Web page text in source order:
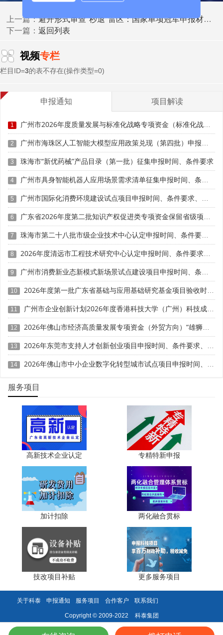
三、培育体系与政策支持差异
长三角：三级梯度培育，全周期精准赋能
长三角构建"国家级—省级—市级"三级联动培育体系。
浙江省建立超六百家单项冠军培育库，安排3.48亿元省级财
政专项资金，首批支持399家企业，开展"一对一"申报辅
精特新小巨人—单项冠军"金字塔培育结构，塔基超一万家
高新技术企业，塔身近二千家专精特新小巨人企业，塔尖
119家国家级单项冠军。江苏省对国家级单项冠军给予五百
万元一次性奖补，各地市按1:1配套;上海市给予三百万元奖
补。
珠三角：分层分类培育，市场化导向突出
广东省建立省级培育库，将企业划分为储备、潜力、冲
刺三类，实施差异化培育。深圳市实行"免申即享"机制，企
业无需提交复杂申报材料即可完成资金申领。奖补标准方
面，广东省对国家级单项冠军企业，珠三角地区奖补120万
元，粤东粤西粤北地区150万元;人工智能与机器人领域最高
可达300万元。深圳市对国家级示范企业和产品分别给予
300万元和200万元一次性奖励;对市级示范企业和产品分别
给予200万元和100万元奖励。南山区、福田区额外补贴200
万元，宝安区、龙华区配套180万元，四级奖补叠加后最高
可达800万元。
四、产业特征与创新模式差异
长三角：传统优势产业+高端装备双轮驱动
长三角单项冠军企业产业分布呈现"传统优势产业筑牢
根基、高端装备制造引领升级"的特征。一是传统优势产业
领域，纺织、服装、轻工、机械基础件、化工新材料等单项
冠军密集;二是高端装备制造领域，智能电网装备、工业机器
人、轨道交通装备、航空航天零部件等单项冠军集聚;三是新
材料领域，在石墨烯、高性能复合材料、特种金属材料等领
域单项冠军快速增长。创新模式以"产学研深度协同"为核
心，区域内拥有复旦大学、浙江大学、南京大学、中国科学
技术大学等顶尖高校，以及中科院上海分院等国家级科研机
构。企业研发投入强度普遍超百分之五，基础研究投入占比
达百分之十以上，主导或参与制定的国际、国家、行业标准
数量全国领先。
子、智能终端制造"三大核心赛道。一是电子信息与消费电
子领域，半导体、显示面板、消费电子零部件、智能终端等
上一篇：避开形式审查"秒退"雷区：国家单项冠军申报材料12类常见硬伤清单
下一篇：返回列表
视频专栏
栏目ID=3的表不存在(操作类型=0)
申报通知 项目解读
1 广州市2026年度质量发展与标准化战略专项资金（标准化战略）第二批项目申报时间、条件要求
2 广州市海珠区人工智能大模型应用政策兑现（第四批）申报时间、条件要求、扶持奖励
3 珠海市“新优药械”产品目录（第一批）征集申报时间、条件要求
4 广州市具身智能机器人应用场景需求清单征集申报时间、条件要求
5 广州市国际化消费环境建设试点项目申报时间、条件要求、补助奖励
6 广东省2026年度第二批知识产权促进类专项资金保留省级项目申报时间、条件要求、资助奖励
7 珠海市第二十八批市级企业技术中心认定申报时间、条件要求、扶持奖励
8 2026年度清远市工程技术研究中心认定申报时间、条件要求、补助奖励
9 广州市消费新业态新模式新场景试点建设项目申报时间、条件要求、补助奖励
10 2026年度第一批广东省基础与应用基础研究基金项目验收时间、条件要求
11 广州市企业创新计划2026年度香港科技大学（广州）科技成果转化“先投后股”专题（第一批）项目申报时间、条件要求、补助奖励
12 2026年佛山市经济高质量发展专项资金（外贸方向）“雄狮计划”项目申报时间、条件要求、扶持奖励
13 2026年东莞市支持人才创新创业项目申报时间、条件要求、资助奖励
14 2026年佛山市中小企业数字化转型城市试点项目申报时间、条件要求、补助奖励
服务项目
高新技术企业认定 专精特新申报
加计扣除 两化融合贯标
技改项目补贴 更多服务项目
关于科泰 申报通知 服务项目 合作客户 联系我们
Copyright © 2009-2022 科泰集团